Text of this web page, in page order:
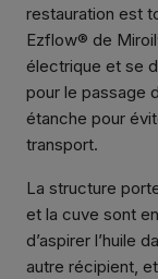
restauration est
Ezflow® de
électrique et se
pour le passage
étanche pour
transport.
La structure
et la cuve sont
d’aspirer l’huile
autre récipient,